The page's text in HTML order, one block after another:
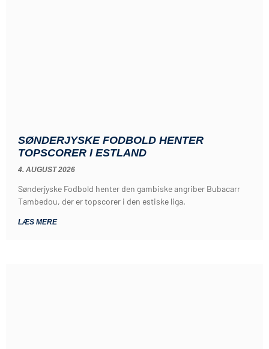
SØNDERJYSKE FODBOLD HENTER
TOPSCORER I ESTLAND
4. AUGUST 2026
Sønderjyske Fodbold henter den gambiske angriber Bubacarr
Tambedou, der er topscorer i den estiske liga.
LÆS MERE